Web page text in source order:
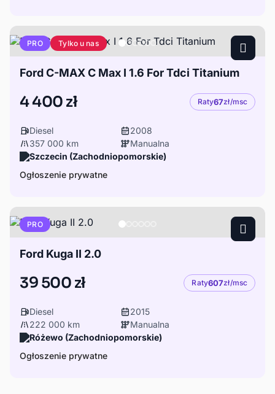
PRO Tylko u nas
Ford C-MAX C Max I 1.6 For Tdci Titanium
4 400 zł Raty67zł/msc
Diesel
2008
357 000 km
Manualna
Szczecin (Zachodniopomorskie)
Ogłoszenie prywatne
PRO
Ford Kuga II 2.0
39 500 zł Raty607zł/msc
Diesel
2015
222 000 km
Manualna
Różewo (Zachodniopomorskie)
Ogłoszenie prywatne